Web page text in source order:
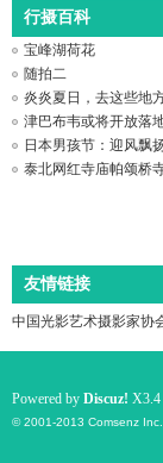
行摄百科
宝峰湖荷花
随拍二
炎炎夏日，去这些地
津巴布韦或将开放落
日本男孩节：迎风飘
泰北网红寺庙帕颂桥
友情链接
中国光影艺术摄影家协
Powered by Discuz! X3.4
© 2001-2013 Comsenz Inc.